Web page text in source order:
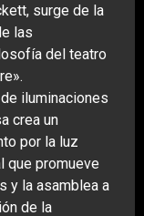
surge de la
las
del teatro
iluminaciones
crea un
por la luz
que promueve
y la asamblea a
de la